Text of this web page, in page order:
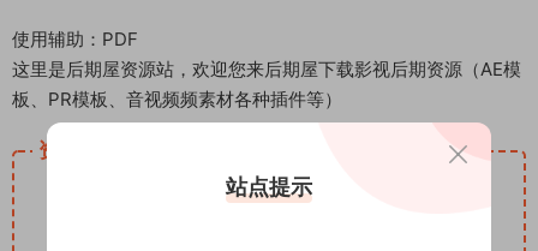
使用辅助：PDF
这里是后期屋资源站，欢迎您来后期屋下载影视后期资源（AE模
板、PR模板、音视频频素材各种插件等）
资源下载
下载价格 12积分
站点提示